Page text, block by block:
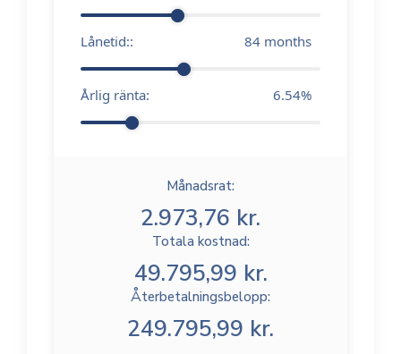
Lånetid:: 84 months
Årlig ränta: 6.54%
Månadsrat:
2.973,76 kr.
Totala kostnad:
49.795,99 kr.
Återbetalningsbelopp:
249.795,99 kr.